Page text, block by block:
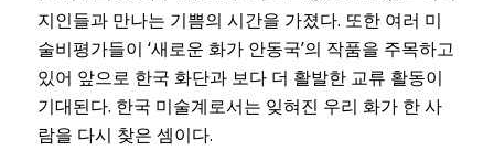
지인들과 만나는 기쁨의 시간을 가졌다. 또한 여러 미
술비평가들이 ‘새로운 화가 안동국’의 작품을 주목하고
있어 앞으로 한국 화단과 보다 더 활발한 교류 활동이
기대된다. 한국 미술계로서는 잊혀진 우리 화가 한 사
람을 다시 찾은 셈이다.